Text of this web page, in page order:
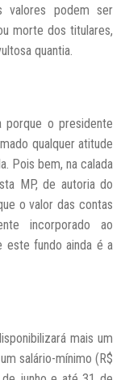
valores podem ser
morte dos titulares,
quantia.
porque o presidente
qualquer atitude
Pois bem, na calada
MP, de autoria do
o valor das contas
incorporado ao
este fundo ainda é a
mais um
salário-mínimo (R$